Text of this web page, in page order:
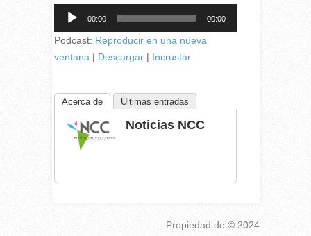
Reproductor
audio
00:00 00:00
Podcast: Reproducir en una nueva
ventana| Descargar| Incrustar
Acerca de Últimas entradas
Noticias NCC
Propiedad de © 2024